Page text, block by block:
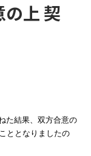
上 契
た結果、双方合意の
ととなりましたの